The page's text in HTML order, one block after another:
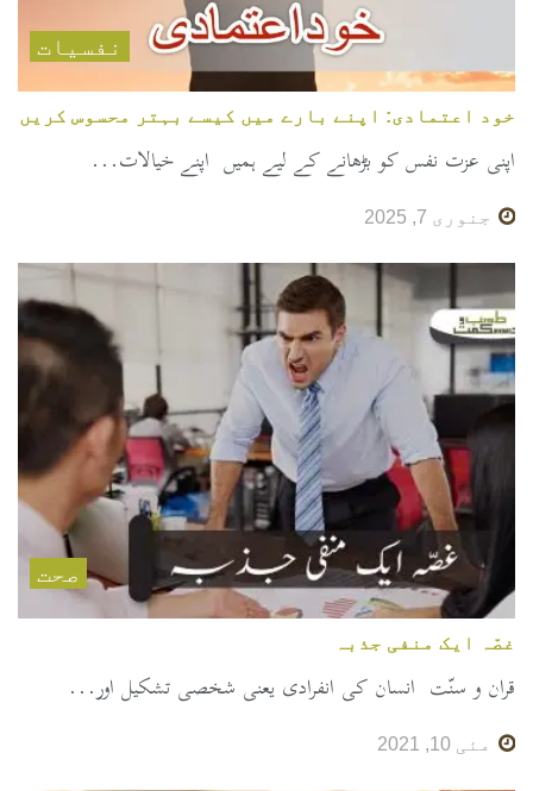
نفسیات
خود اعتمادی: اپنے بارے میں کیسے بہتر محسوس کریں
اپنی عزت نفس کو بڑھانے کے لیے ہمیں اپنے خیالات...
جنوری 7, 2025
صحت
غصّہ ایک منفی جذبہ
قران و سنّت انسان کی انفرادی یعنی شخصی تشکیل اور...
مئی 10, 2021